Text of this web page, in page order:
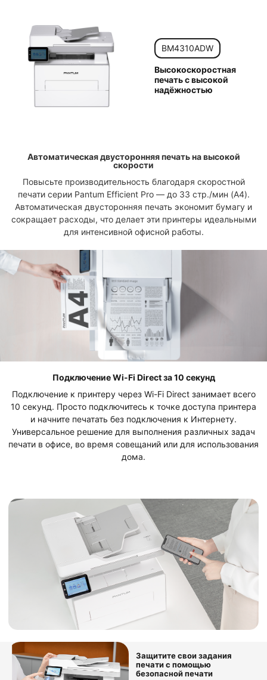
BM4310ADW
Высокоскоростная
печать с высокой
надёжностью
Автоматическая двусторонняя печать на высокой
скорости
Повысьте производительность благодаря скоростной
печати серии Pantum Efficient Pro — до 33 стр./мин (A4).
Автоматическая двусторонняя печать экономит бумагу и
сокращает расходы, что делает эти принтеры идеальными
для интенсивной офисной работы.
Подключение Wi-Fi Direct за 10 секунд
Подключение к принтеру через Wi-Fi Direct занимает всего
10 секунд. Просто подключитесь к точке доступа принтера
и начните печатать без подключения к Интернету.
Универсальное решение для выполнения различных задач
печати в офисе, во время совещаний или для использования
дома.
Защитите свои задания
печати с помощью
безопасной печати